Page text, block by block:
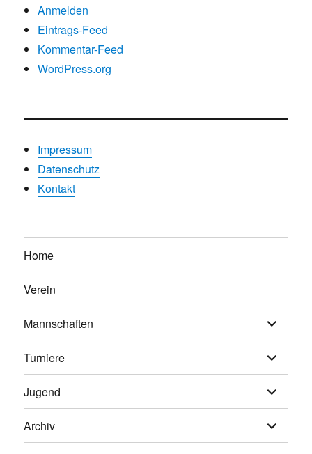
Anmelden
Eintrags-Feed
Kommentar-Feed
WordPress.org
Impressum
Datenschutz
Kontakt
Home
Verein
Mannschaften
anzeigen
Turniere
anzeigen
Jugend
anzeigen
Archiv
anzeigen